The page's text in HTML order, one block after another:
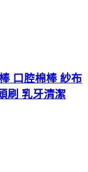
口腔棉棒 紗布
刷 乳牙清潔